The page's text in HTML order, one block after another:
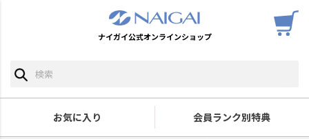
ナイガイ公式オンラインショップ
お気に入り 会員ランク別特典